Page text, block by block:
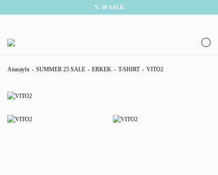
% 50 SALE
Anasayfa SUMMER 25 SALE ERKEK T-SHIRT VITO2